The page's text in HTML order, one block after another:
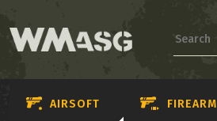
AIRSOFT FIREARM